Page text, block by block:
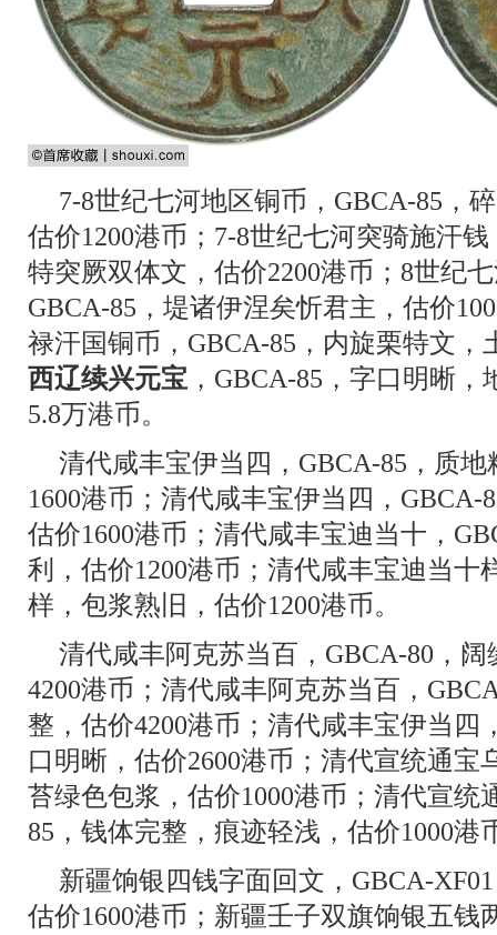
7-8世纪七河地区铜币，GBCA-85，
估价1200港币；7-8世纪七河突骑施汗
特突厥双体文，估价2200港币；8世纪
GBCA-85，堤诸伊涅矣忻君主，估价
禄汗国铜币，GBCA-85，内旋栗特文，
西辽续兴元宝 ，GBCA-85，字口明晰
5.8万港币。
清代咸丰宝伊当四，GBCA-85，质
1600港币；清代咸丰宝伊当四，
估价1600港币；清代咸丰宝迪当十，
利，估价1200港币；清代咸丰宝迪当十
样，包浆熟旧，估价1200港币。
清代咸丰阿克苏当百，GBCA-80，
4200港币；清代咸丰阿克苏当百，
整，估价4200港币；清代咸丰宝伊当四
口明晰，估价2600港币；清代宣统通宝
苔绿色包浆，估价1000港币；清代宣统
85，钱体完整，痕迹轻浅，估价1000港
新疆饷银四钱字面回文，GBCA-
估价1600港币；新疆壬子双旗饷银五钱